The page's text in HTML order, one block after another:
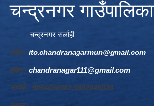
चन्द्रनगर गाउँपालिका
चन्द्रनगर सर्लाही
इमेल : ito.chandranagarmun@gmail.com
इमेल : chandranagar111@gmail.com
सम्पर्क : 9854038381,9802045020